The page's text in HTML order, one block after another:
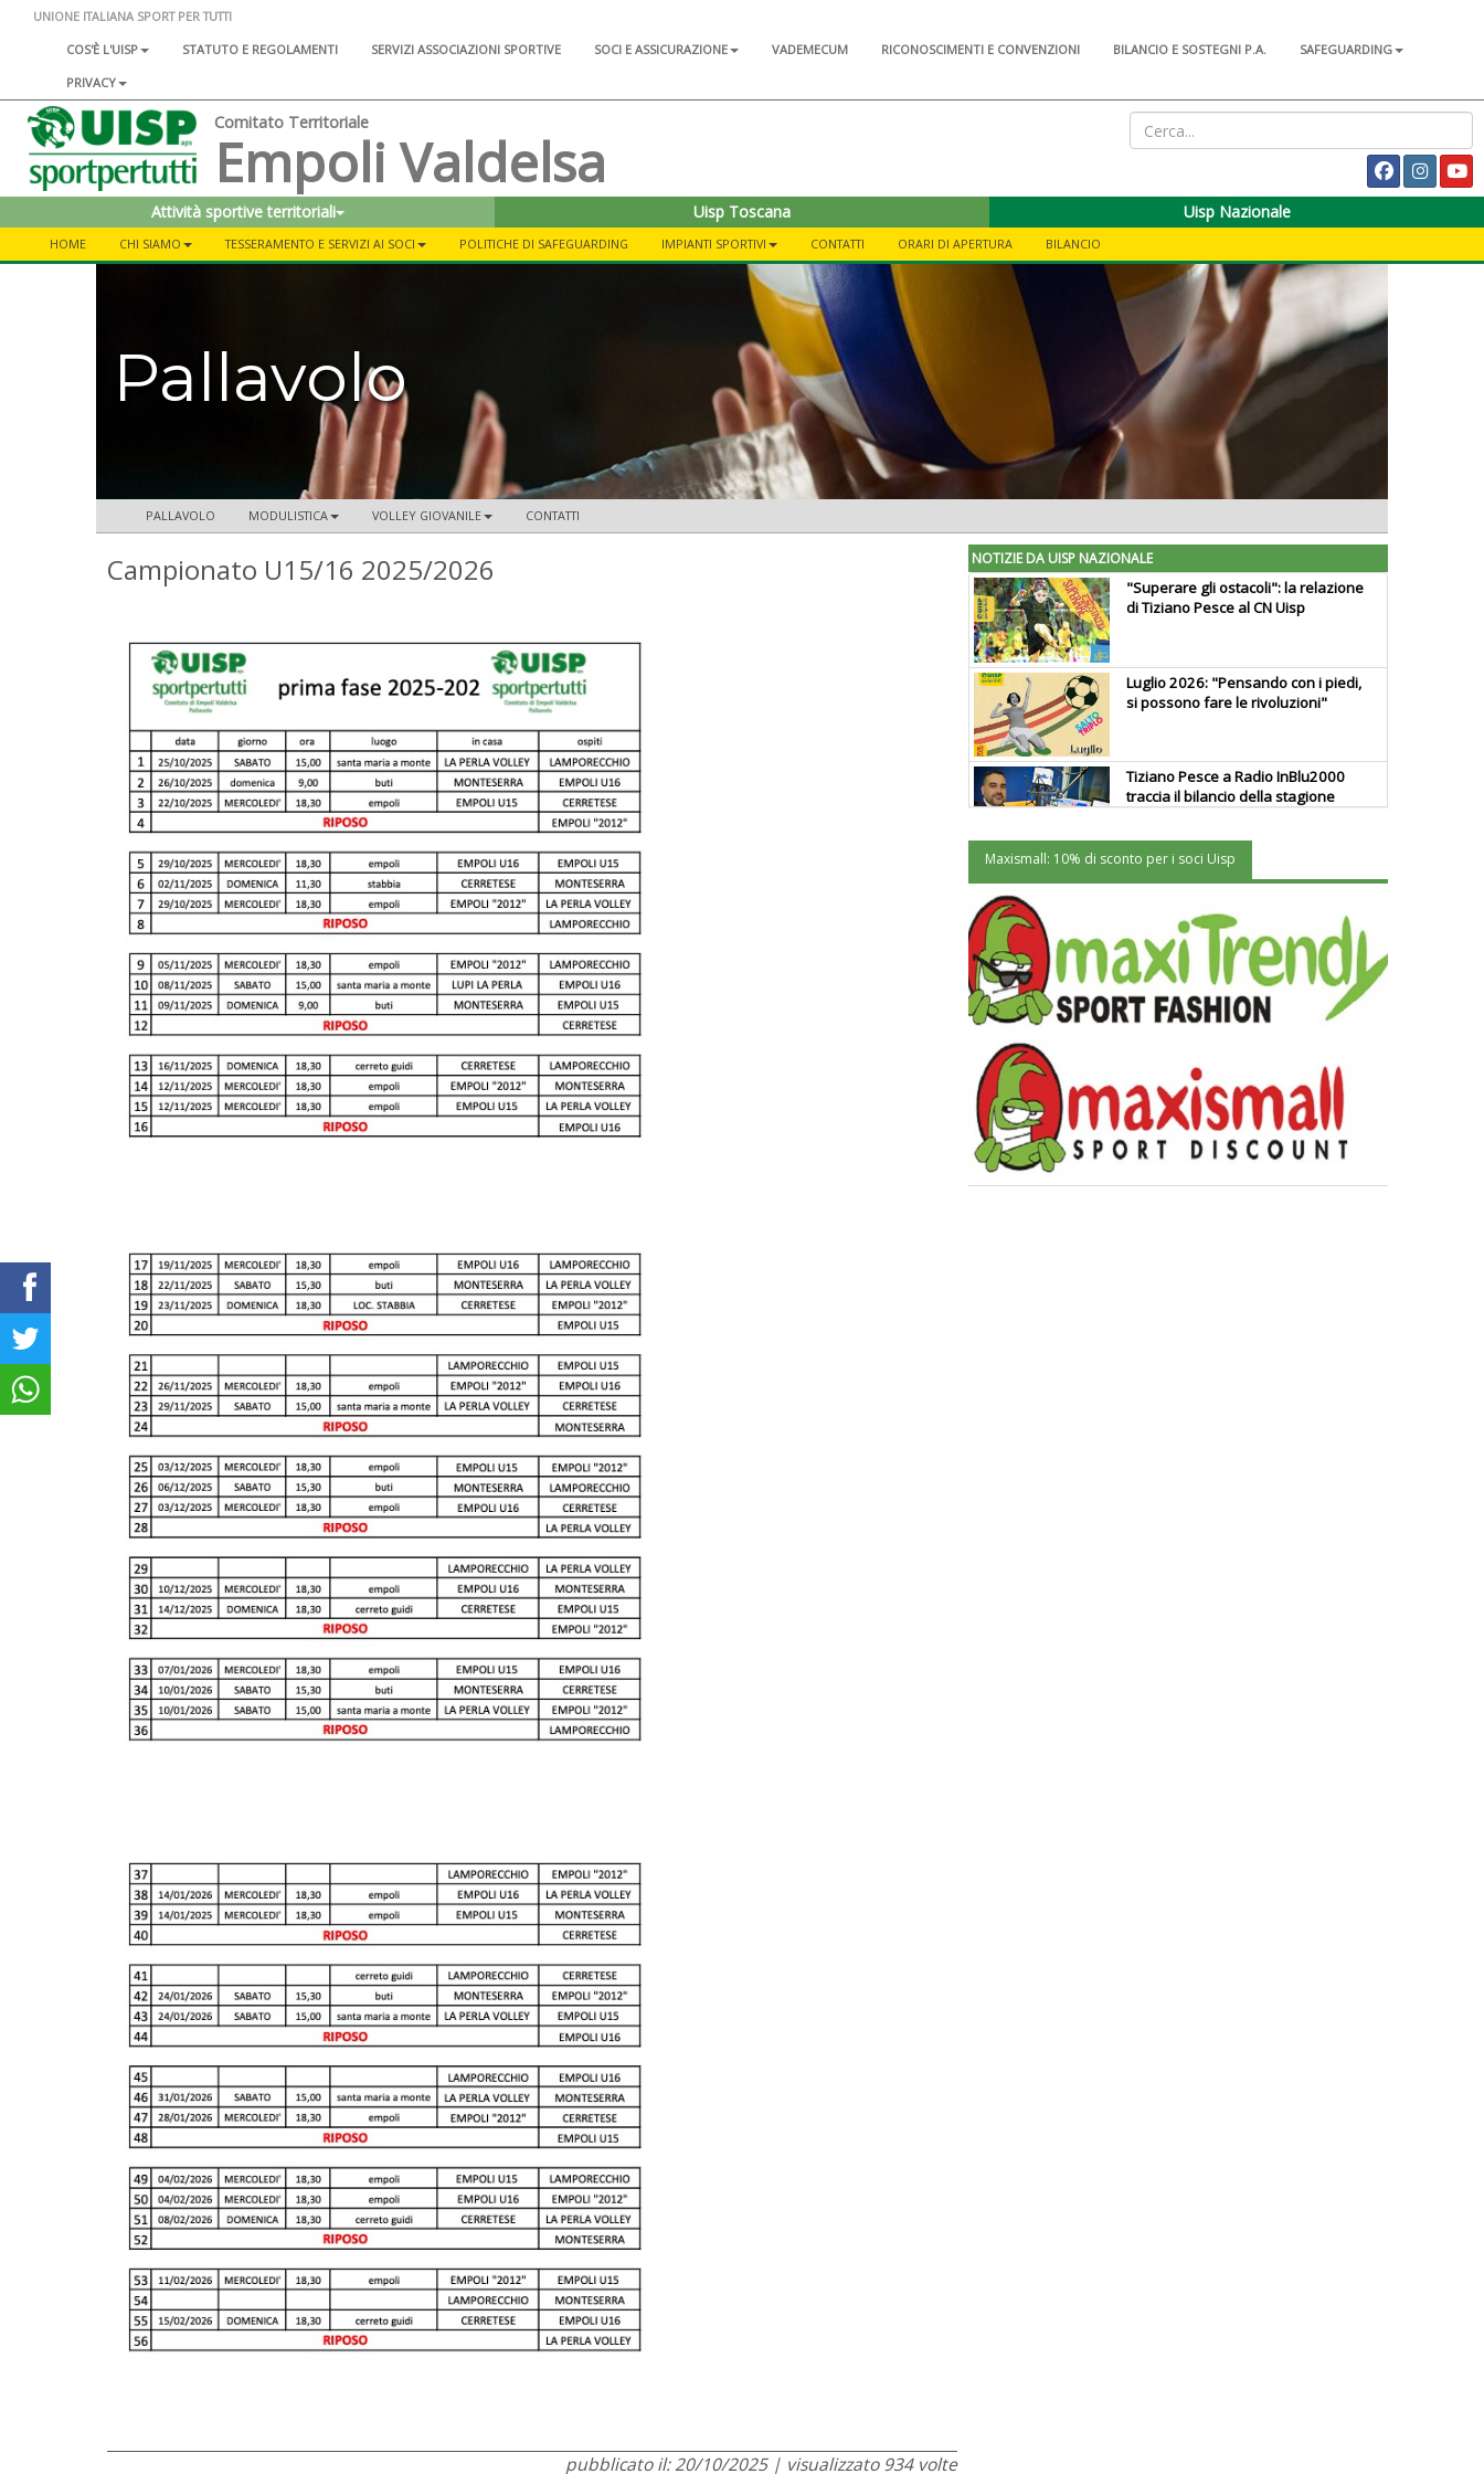
UNIONE ITALIANA SPORT PER TUTTI
COS'È L'UISP
STATUTO E REGOLAMENTI SERVIZI ASSOCIAZIONI SPORTIVE SOCI E ASSICURAZIONE VADEMECUM RICONOSCIMENTI E CONVENZIONI BILANCIO E SOSTEGNI P.A.
SAFEGUARDING
PRIVACY
Comitato Territoriale
Empoli Valdelsa
Attività sportive territoriali Uisp Toscana Uisp Nazionale
HOME CHI SIAMO TESSERAMENTO E SERVIZI AI SOCI POLITICHE DI SAFEGUARDING IMPIANTI SPORTIVI CONTATTI ORARI DI APERTURA BILANCIO
Pallavolo
PALLAVOLO MODULISTICA VOLLEY GIOVANILE CONTATTI
Campionato U15/16 2025/2026
pubblicato il: 20/10/2025 | visualizzato 934 volte
NOTIZIE DA UISP NAZIONALE
"Superare gli ostacoli": la relazione
di Tiziano Pesce al CN Uisp
Luglio 2026: "Pensando con i piedi,
si possono fare le rivoluzioni"
Tiziano Pesce a Radio InBlu2000
traccia il bilancio della stagione
Ddl Lobby, Uisp: “Il Parlamento
La formazione Uisp rallenta ma
prosegue anche in estate
Fondazione Terzjus: prima riunione
a Roma
Maxismall: 10% di sconto per i soci Uisp